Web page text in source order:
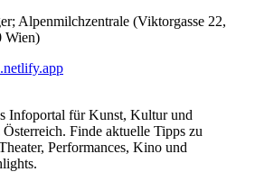
Alpenmilchzentrale (Viktorgasse 22,
Wien)
Infoportal für Kunst, Kultur und
Finde aktuelle Tipps zu
Performances, Kino und